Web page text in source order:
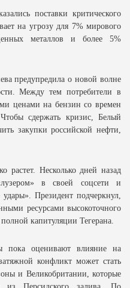
поставки критического
на угрозу для 7% мирового
металлов и более 5%
предупредила о новой волне
Между тем потребители в
ценами на бензин со времен
сдержать кризис, Белый
закупки российской нефти,
растет. Несколько дней назад
в своей соцсети и
Президент подчеркнул,
ресурсами высокоточного
капитуляции Тегерана.
пока оценивают влияние на
конфликт может стать
и Великобритании, которые